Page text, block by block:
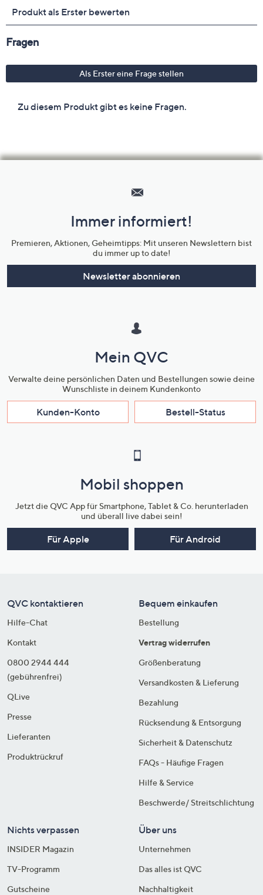
Unternehmensinformationen
Immer informiert!
Premieren, Aktionen, Geheimtipps: Mit unseren Newslettern bist
du immer up to date!
Newsletter abonnieren
Mein QVC
Verwalte deine persönlichen Daten und Bestellungen sowie deine
Wunschliste in deinem Kundenkonto
Kunden-Konto Bestell-Status
Mobil shoppen
Jetzt die QVC App für Smartphone, Tablet & Co. herunterladen
und überall live dabei sein!
Für Apple Für Android
QVC kontaktieren
Hilfe-Chat
Kontakt
0800 2944 444
(gebührenfrei)
QLive
Presse
Lieferanten
Produktrückruf
Bequem einkaufen
Bestellung
Vertrag widerrufen
Größenberatung
Versandkosten & Lieferung
Bezahlung
Rücksendung & Entsorgung
Sicherheit & Datenschutz
FAQs - Häufige Fragen
Hilfe & Service
Beschwerde/ Streitschlichtung
Nichts verpassen
INSIDER Magazin
TV-Programm
Gutscheine
Über uns
Unternehmen
Das alles ist QVC
Nachhaltigkeit